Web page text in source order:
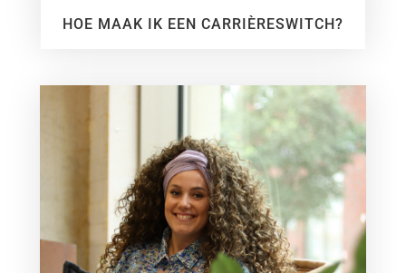
HOE MAAK IK EEN CARRIÈRESWITCH?